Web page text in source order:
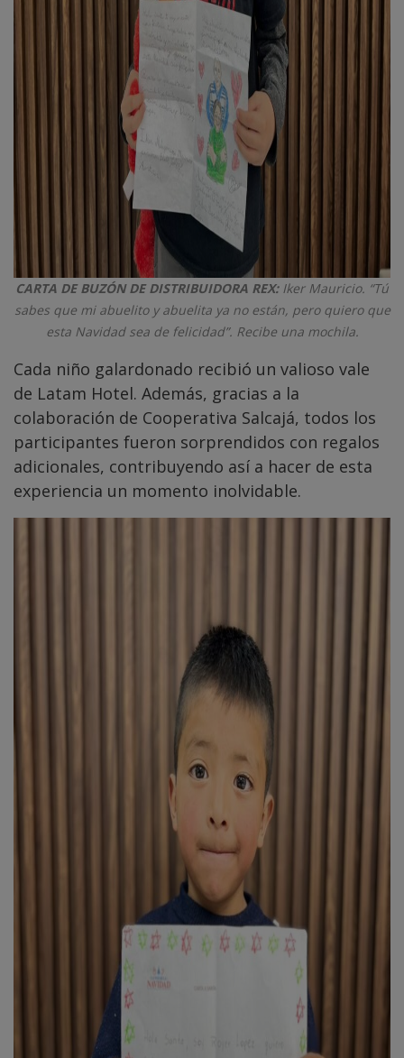
CARTA DE BUZÓN DE DISTRIBUIDORA REX: Iker Mauricio. “Tú
sabes que mi abuelito y abuelita ya no están, pero quiero que
esta Navidad sea de felicidad”. Recibe una mochila.
Cada niño galardonado recibió un valioso vale
de Latam Hotel. Además, gracias a la
colaboración de Cooperativa Salcajá, todos los
participantes fueron sorprendidos con regalos
adicionales, contribuyendo así a hacer de esta
experiencia un momento inolvidable.